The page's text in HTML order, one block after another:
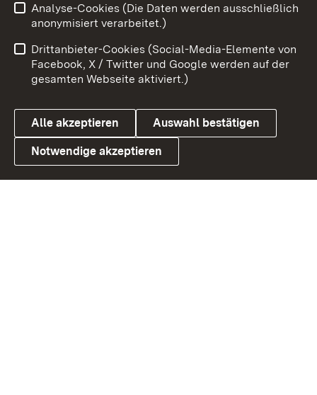
Link zum Landesportal
Benutzungshinweise
Barrierefreiheit
Datenschutz
Cookies
Analyse-Cookies (Die Daten werden ausschließlich
anonymisiert verarbeitet.)
Drittanbieter-Cookies (Social-Media-Elemente von
Facebook, X / Twitter und Google werden auf der
gesamten Webseite aktiviert.)
Alle akzeptieren Auswahl bestätigen
Notwendige akzeptieren